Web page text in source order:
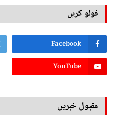
فولو کریں
Facebook
YouTube
مقبول خبریں